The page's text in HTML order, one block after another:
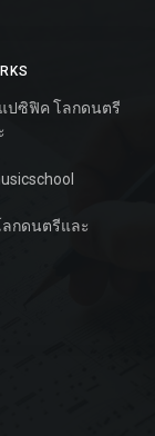
ปซิฟิค โลกดนตรี
กดนตรีและ